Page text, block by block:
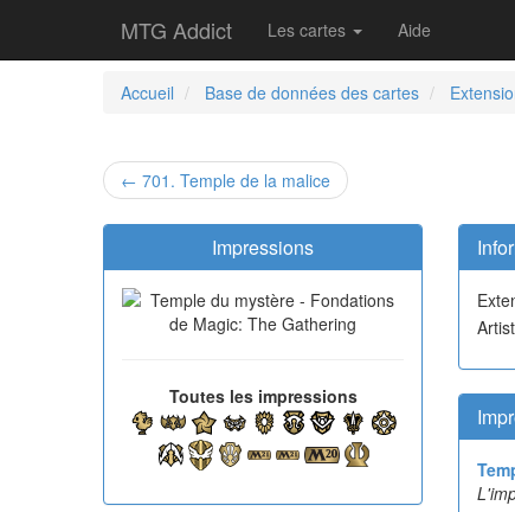
MTG Addict Les cartes Aide
Accueil
Base de données des cartes
← 701. Temple de la malice
Impressions
Toutes les impressions